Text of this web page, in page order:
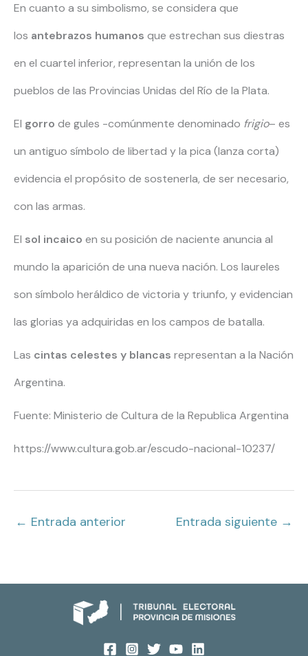
En cuanto a su simbolismo, se considera que
los antebrazos humanos que estrechan sus diestras
en el cuartel inferior, representan la unión de los
pueblos de las Provincias Unidas del Río de la Plata.
El gorro de gules -comúnmente denominado frigio– es
un antiguo símbolo de libertad y la pica (lanza corta)
evidencia el propósito de sostenerla, de ser necesario,
con las armas.
El sol incaico en su posición de naciente anuncia al
mundo la aparición de una nueva nación. Los laureles
son símbolo heráldico de victoria y triunfo, y evidencian
las glorias ya adquiridas en los campos de batalla.
Las cintas celestes y blancas representan a la Nación
Argentina.
Fuente: Ministerio de Cultura de la Republica Argentina
https://www.cultura.gob.ar/escudo-nacional-10237/
← Entrada anterior Entrada siguiente →